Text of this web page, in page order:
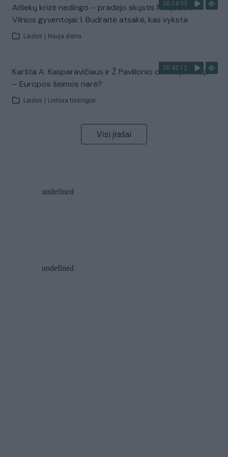
00:14:33
Atliekų krizė nedingo – pradėjo skųstis Naujosios
Vilnios gyventojai: I. Budraitė atsakė, kas vyksta
Laidos Nauja diena
00:42:12
Karšta A. Kasparavičiaus ir Ž Pavilionio diskusija: Rusija
– Europos šeimos narė?
Laidos Lietuva tiesiogiai
Visi įrašai